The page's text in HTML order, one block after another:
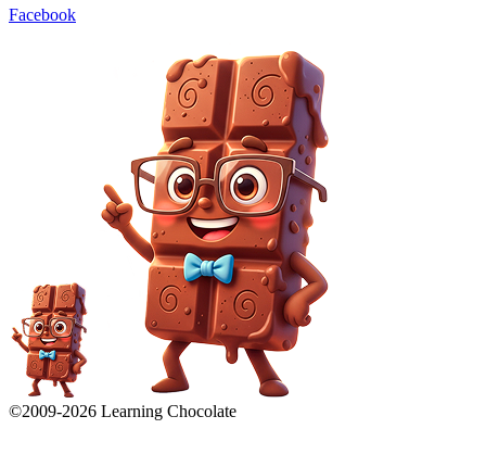
Facebook
©2009-2026 Learning Chocolate